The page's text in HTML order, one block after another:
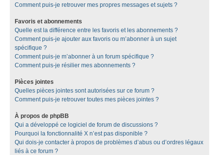
Comment puis-je retrouver mes propres messages et sujets ?
Favoris et abonnements
Quelle est la différence entre les favoris et les abonnements ?
Comment puis-je ajouter aux favoris ou m’abonner à un sujet
spécifique ?
Comment puis-je m’abonner à un forum spécifique ?
Comment puis-je résilier mes abonnements ?
Pièces jointes
Quelles pièces jointes sont autorisées sur ce forum ?
Comment puis-je retrouver toutes mes pièces jointes ?
À propos de phpBB
Qui a développé ce logiciel de forum de discussions ?
Pourquoi la fonctionnalité X n’est pas disponible ?
Qui dois-je contacter à propos de problèmes d’abus ou d’ordres légaux
liés à ce forum ?